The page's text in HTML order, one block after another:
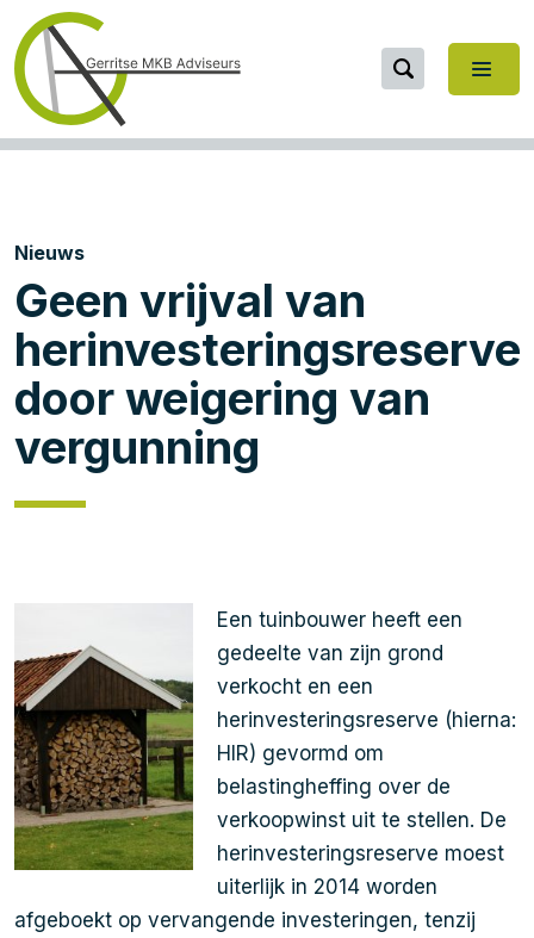
Nieuws
Geen vrijval van
herinvesteringsreserve
door weigering van
vergunning
Een tuinbouwer heeft een
gedeelte van zijn grond
verkocht en een
herinvesteringsreserve (hierna:
HIR) gevormd om
belastingheffing over de
verkoopwinst uit te stellen. De
herinvesteringsreserve moest
uiterlijk in 2014 worden
afgeboekt op vervangende investeringen, tenzij